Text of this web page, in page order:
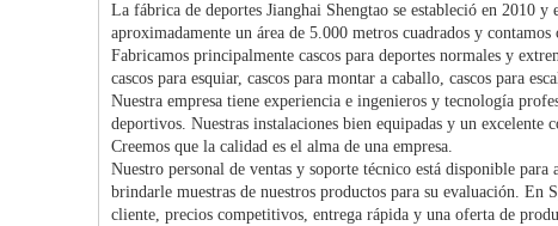
La fábrica de deportes Jianghai Shengtao se estableció en 2010
aproximadamente un área de 5.000 metros cuadrados y
Fabricamos principalmente cascos para deportes normales y
cascos para esquiar, cascos para montar a caballo, cascos para
Nuestra empresa tiene experiencia e ingenieros y tecnología
deportivos. Nuestras instalaciones bien equipadas y un
Creemos que la calidad es el alma de una empresa.
Nuestro personal de ventas y soporte técnico está disponible
brindarle muestras de nuestros productos para su evaluación.
cliente, precios competitivos, entrega rápida y una oferta de